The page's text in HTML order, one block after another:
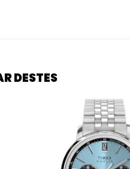
DESTES